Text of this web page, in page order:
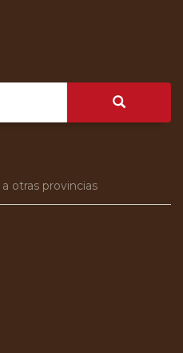
otras provincias